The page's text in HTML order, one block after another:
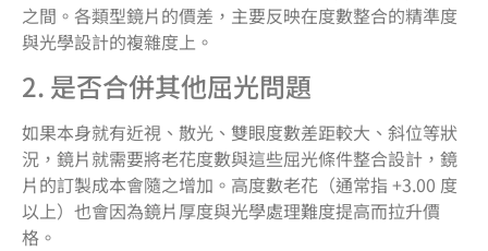
之間。各類型鏡片的價差，主要反映在度數整合的精準度
與光學設計的複雜度上。
2. 是否合併其他屈光問題
如果本身就有近視、散光、雙眼度數差距較大、斜位等狀
況，鏡片就需要將老花度數與這些屈光條件整合設計，鏡
片的訂製成本會隨之增加。高度數老花（通常指 +3.00 度
以上）也會因為鏡片厚度與光學處理難度提高而拉升價
格。